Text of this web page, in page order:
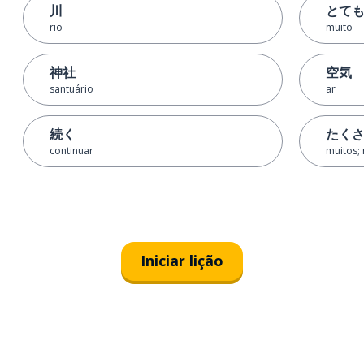
川
rio
神社
santuário
続く
continuar
とても
muito
空気
ar
たく
muitos;
Iniciar lição